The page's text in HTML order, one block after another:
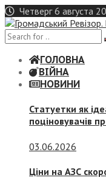
Skip
to
content
Четверг 6 августа
ГОЛОВНА
ВІЙНА
НОВИНИ
Статуетки як
поціновувачів
03.06.2026
Ціни на АЗС